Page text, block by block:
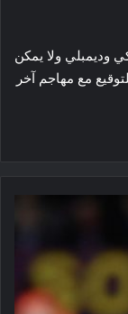
وديمبلي ولا يمكن
مع مهاجم آخر